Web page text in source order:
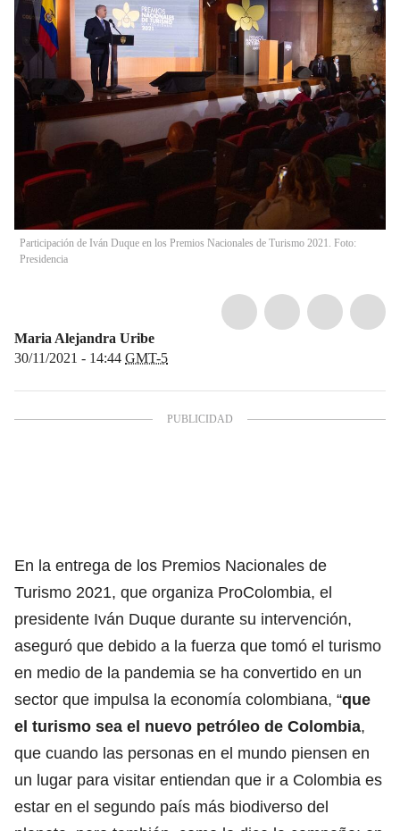
Participación de Iván Duque en los Premios Nacionales de Turismo 2021. Foto:
Presidencia
Maria Alejandra Uribe
30/11/2021 - 14:44 GMT-5
En la entrega de los Premios Nacionales de
Turismo 2021, que organiza ProColombia, el
presidente Iván Duque durante su intervención,
aseguró que debido a la fuerza que tomó el turismo
en medio de la pandemia se ha convertido en un
sector que impulsa la economía colombiana, “que
el turismo sea el nuevo petróleo de Colombia,
que cuando las personas en el mundo piensen en
un lugar para visitar entiendan que ir a Colombia es
estar en el segundo país más biodiverso del